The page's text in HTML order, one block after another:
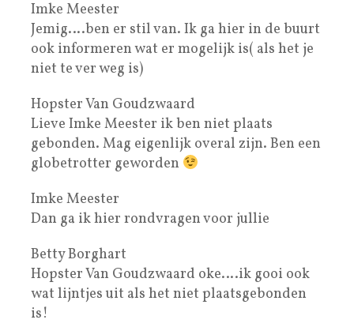
Imke Meester
Jemig….ben er stil van. Ik ga hier in de buurt
ook informeren wat er mogelijk is( als het je
niet te ver weg is)
Hopster Van Goudzwaard
Lieve Imke Meester ik ben niet plaats
gebonden. Mag eigenlijk overal zijn. Ben een
globetrotter geworden
Imke Meester
Dan ga ik hier rondvragen voor jullie
Betty Borghart
Hopster Van Goudzwaard oke….ik gooi ook
wat lijntjes uit als het niet plaatsgebonden
is!